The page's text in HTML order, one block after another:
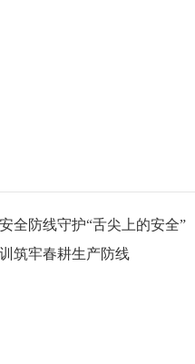
全防线守护“舌尖上的安全”
筑牢春耕生产防线